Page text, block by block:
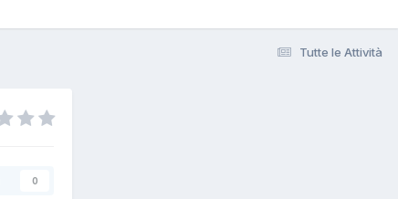
Tutte le Attività
0